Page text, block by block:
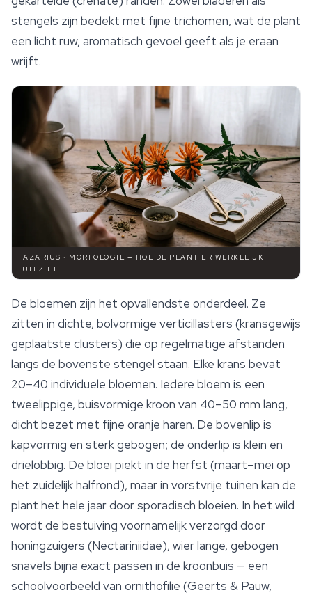
stengels zijn bedekt met fijne trichomen, wat de plant
een licht ruw, aromatisch gevoel geeft als je eraan
wrijft.
AZARIUS · MORFOLOGIE — HOE DE PLANT ER WERKELIJK
UITZIET
De bloemen zijn het opvallendste onderdeel. Ze
zitten in dichte, bolvormige verticillasters (kransgewijs
geplaatste clusters) die op regelmatige afstanden
langs de bovenste stengel staan. Elke krans bevat
20–40 individuele bloemen. Iedere bloem is een
tweelippige, buisvormige kroon van 40–50 mm lang,
dicht bezet met fijne oranje haren. De bovenlip is
kapvormig en sterk gebogen; de onderlip is klein en
drielobbig. De bloei piekt in de herfst (maart–mei op
het zuidelijk halfrond), maar in vorstvrije tuinen kan de
plant het hele jaar door sporadisch bloeien. In het wild
wordt de bestuiving voornamelijk verzorgd door
honingzuigers (Nectariniidae), wier lange, gebogen
snavels bijna exact passen in de kroonbuis — een
schoolvoorbeeld van ornithofilie (Geerts & Pauw,